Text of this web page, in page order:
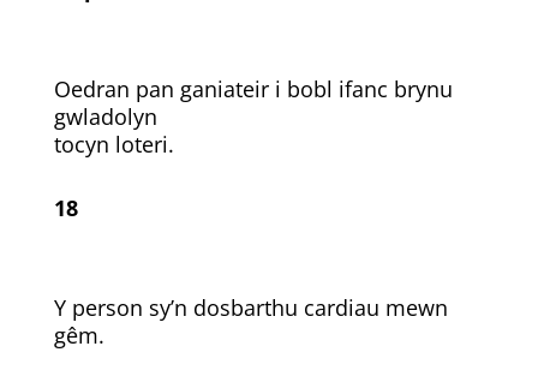
Oedran pan ganiateir i bobl ifanc brynu
gwladolyn
tocyn loteri.
18
Y person sy’n dosbarthu cardiau mewn
gêm.